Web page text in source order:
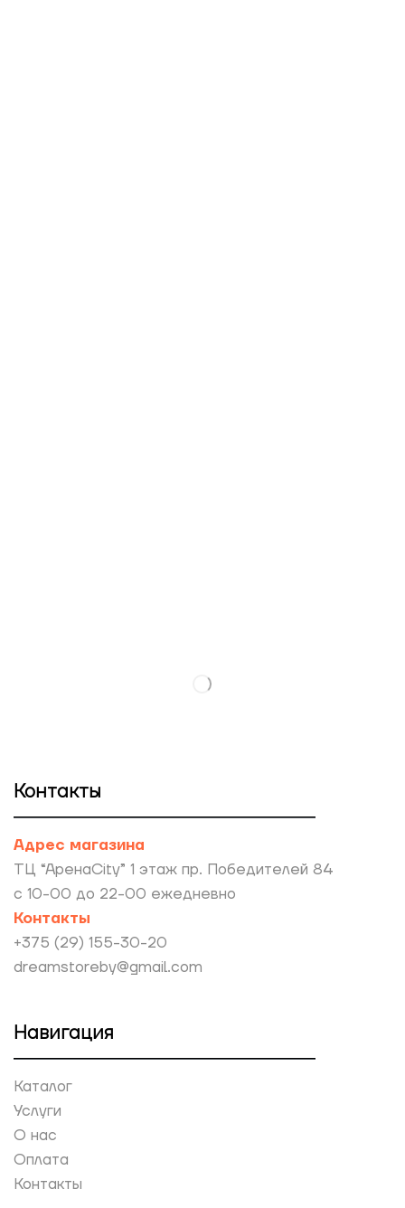
Контакты
Адрес магазина
ТЦ “АренаCity” 1 этаж пр. Победителей 84
с 10-00 до 22-00 ежедневно
Контакты
+375 (29) 155-30-20
dreamstoreby@gmail.com
Навигация
Каталог
Услуги
О нас
Оплата
Контакты